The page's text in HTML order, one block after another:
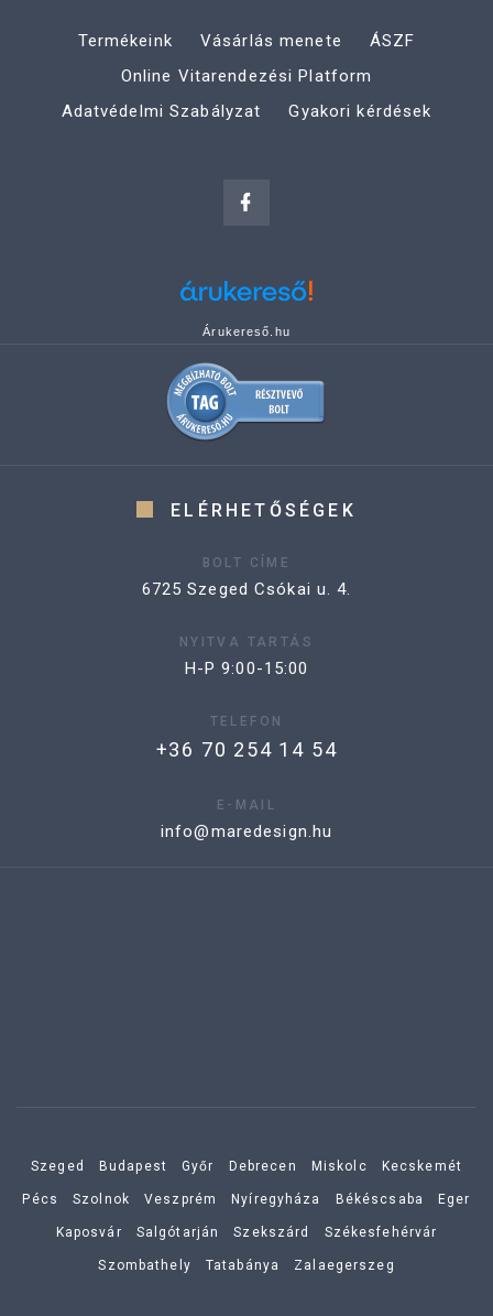
Termékeink Vásárlás menete
ÁSZF
Online Vitarendezési Platform
Adatvédelmi Szabályzat
Gyakori kérdések
Árukereső.hu
ELÉRHETŐSÉGEK
BOLT CÍME
6725 Szeged Csókai u. 4.
NYITVA TARTÁS
H-P 9:00-15:00
TELEFON
+36 70 254 14 54
E-MAIL
info@maredesign.hu
Szeged Budapest Győr Debrecen Miskolc Kecskemét
Pécs Szolnok Veszprém Nyíregyháza Békéscsaba Eger
Kaposvár Salgótarján Szekszárd Székesfehérvár
Szombathely Tatabánya Zalaegerszeg